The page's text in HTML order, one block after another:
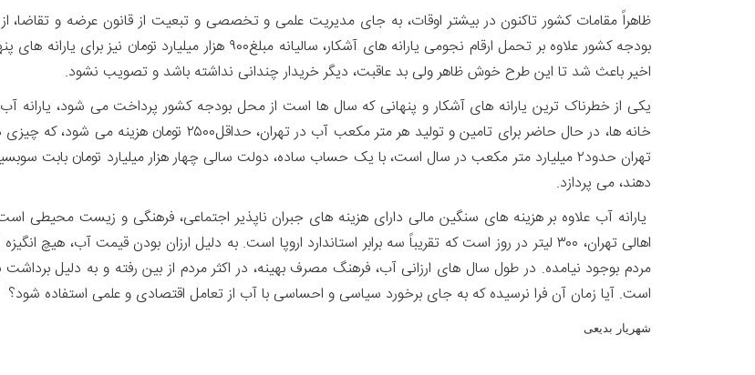
ظاهراً مقامات کشور تاکنون در بیشتر اوقات، به جای مدیریت علمی و تخصصی و تبعیت از قانون عرضه و تقاضا،
بودجه کشور علاوه بر تحمل ارقام نجومی یارانه های آشکار،
اخیر باعث شد تا این طرح خوش ظاهر ولی بد عاقبت، دیگر خریدار چندانی نداشته باشد و تصویب نشود.
یکی از خطرناک ترین یارانه های آشکار و پنهانی که سال ها است از محل بودجه کشور پرداخت می شود،
دهند، می پردازد.
یارانه آب علاوه بر هزینه های سنگین مالی دارای هزینه های جبران ناپذیر اجتماعی، فرهنگی و زیست محیطی
اهالی تهران، ۳۰۰ لیتر در روز است که تقریباً سه برابر استاندارد اروپا است. به دلیل ارزان بودن قیمت
مردم بوجود نیامده. در طول سال های ارزانی آب، فرهنگ مصرف بهینه، در اکثر مردم از بین رفته و به دلیل
است. آیا زمان آن فرا نرسیده که به جای برخورد سیاسی و احساسی با آب از تعامل اقتصادی و علمی استفاده شود؟
شهریار بدیعی